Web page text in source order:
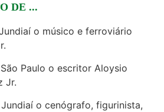
DE ...
o músico e ferroviário
Paulo o escritor Aloysio
Jr.
o cenógrafo, figurinista,